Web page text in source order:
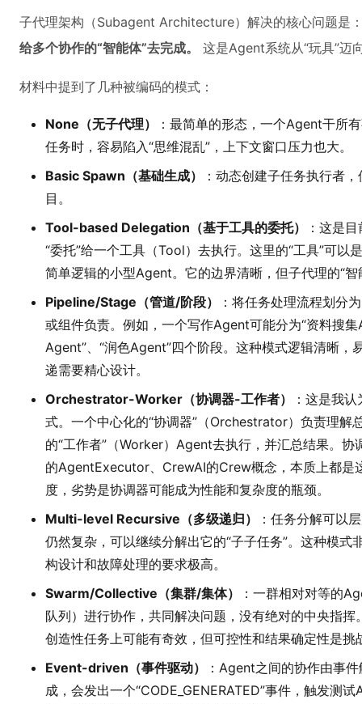
子代理架构（Subagent Architecture）解决的核心问题是
给多个协作的“智能体”去完成。
这是Agent系统从“玩具”迈
材料中提到了几种被编码的模式：
None（无子代理）
：最简单的形态，一个Agent干所
任务时，容易陷入“思维混乱”，上下文窗口压力也大。
Basic Spawn（基础生成）
：动态创建子任务执行者
目。
Tool-based Delegation（基于工具的委托）
：这是
“委托”给一个工具（Tool）去执行。这里的“工具”可以
简单逻辑的小型Agent。它的边界清晰，但子代理的“智
Pipeline/Stage（管道/阶段）
：将任务处理流程划分
或组件负责。例如，一个写作Agent可能分为“资料搜
Agent”、“润色Agent”四个阶段。这种模式逻辑清晰，
递需要精心设计。
Orchestrator-Worker（协调器-工作者）
：这是我
式。一个中心化的“协调器”（Orchestrator）负责理解
的“工作者”（Worker）Agent去执行，并汇总结果。
的AgentExecutor、CrewAI的Crew概念，本质上都是
度，劣势是协调器可能成为性能和复杂度的瓶颈。
Multi-level Recursive（多级递归）
：任务分解可以
仍然复杂，可以继续分解出它的“子子任务”。这种模
构设计和故障处理的要求极高。
Swarm/Collective（集群/集体）
：一群相对对等的
队列）进行协作，共同解决问题，没有绝对的中央指
创造性任务上可能有奇效，但可控性和结果确定性是挑
Event-driven（事件驱动）
：Agent之间的协作由事
成，会发出一个“CODE_GENERATED”事件，触发测